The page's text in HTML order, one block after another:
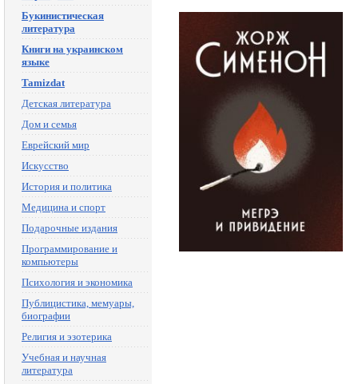
Букинистическая
литература
Книги на украинском
языке
Tamizdat
Детская литература
Дом и семья
Еврейский мир
Искусство
История и политика
Медицина и спорт
Подарочные издания
Программирование и
компьютеры
Психология и экономика
Публицистика, мемуары,
биографии
Религия и эзотерика
Учебная и научная
литература